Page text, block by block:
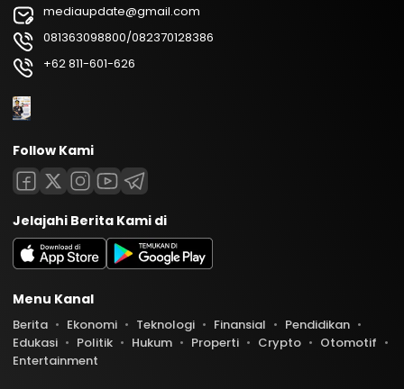
mediaupdate@gmail.com
081363098800/082370128386
+62 811-601-626
Follow Kami
Jelajahi Berita Kami di
Menu Kanal
Berita Ekonomi Teknologi Finansial
Pendidikan
Edukasi
Politik Hukum Properti Crypto
Otomotif
Entertainment